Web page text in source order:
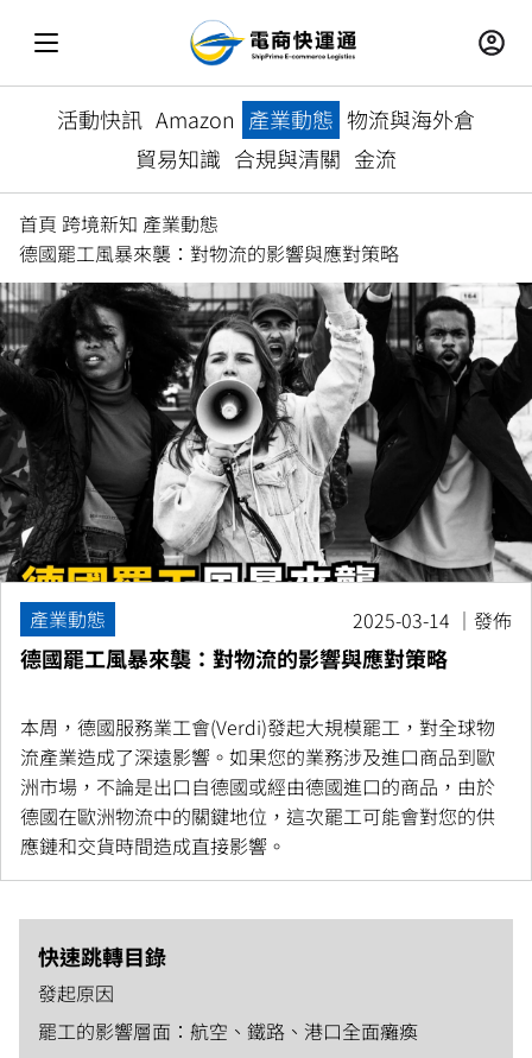
活動快訊 Amazon 產業動態 物流與海外倉
貿易知識 合規與清關 金流
首頁 跨境新知 產業動態
德國罷工風暴來襲：對物流的影響與應對策略
產業動態 2025-03-14 ｜發佈
德國罷工風暴來襲：對物流的影響與應對策略
本周，德國服務業工會(Verdi)發起大規模罷工，對全球物
流產業造成了深遠影響。如果您的業務涉及進口商品到歐
洲市場，不論是出口自德國或經由德國進口的商品，由於
德國在歐洲物流中的關鍵地位，這次罷工可能會對您的供
應鏈和交貨時間造成直接影響。
快速跳轉目錄
發起原因
罷工的影響層面：航空、鐵路、港口全面癱瘓